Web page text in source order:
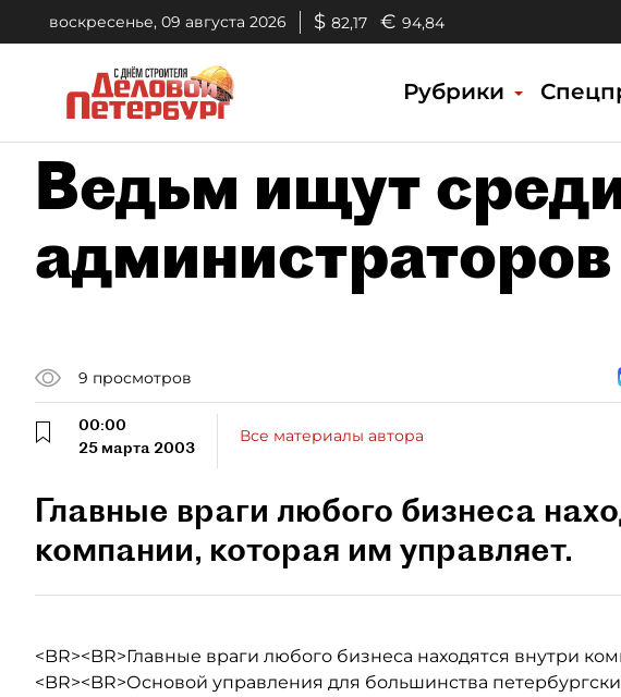
воскресенье, 09 августа 2026 $ 82,17 € 94,84
Рубрики
Ведьм ищут
администраторов
9 просмотров
00:00
25 марта 2003
Все материалы автора
Главные враги любого бизнеса
компании, которая им управляет.
<BR><BR>Главные враги любого бизнеса находятся внутри
<BR><BR>Основой управления для большинства